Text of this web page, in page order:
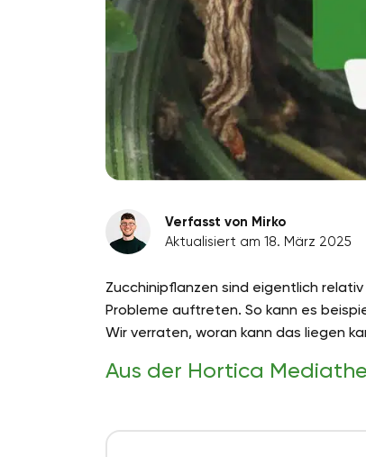
Verfasst von Mirko
Aktualisiert am 18. März 2025
Zucchinipflanzen sind eigentlich
Probleme auftreten. So kann es
Wir verraten, woran kann das liegen
Aus der Hortica